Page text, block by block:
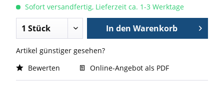
Sofort versandfertig, Lieferzeit ca. 1-3 Werktage
In den Warenkorb
Artikel günstiger gesehen?
Bewerten
Online-Angebot als PDF